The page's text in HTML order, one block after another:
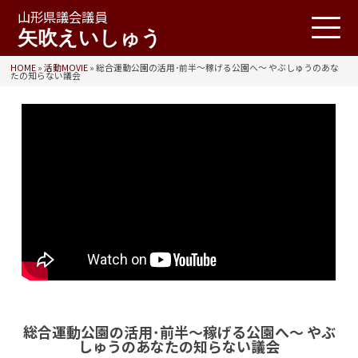
山形県議会議員
矢吹えいしゅう
HOME» 活動MOVIE»総合運動公園の活用･前半〜稼げる公園へ〜 やぶしゅうのあな
たの知らない議会
総合運動公園の活用･前半〜稼げる公園へ〜 やぶ
しゅうのあなたの知らない議会